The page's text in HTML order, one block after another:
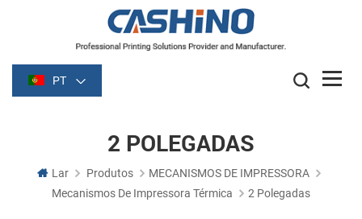
PT
2 POLEGADAS
Lar Produtos
MECANISMOS DE IMPRESSORA
Mecanismos De Impressora Térmica
2 Polegadas